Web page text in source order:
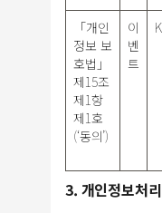
「개인
정보 보
호법」
제15조
제1항
제1호
(‘동의’)
이
벤
트
3. 개인정보처